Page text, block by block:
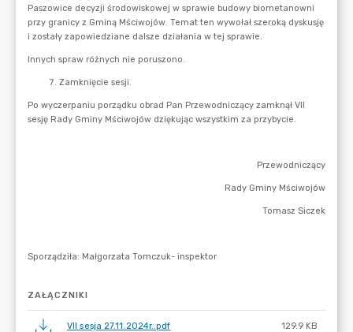
ZAŁĄCZNIKI
VII sesja 27.11.2024r..pdf 129.9 KB